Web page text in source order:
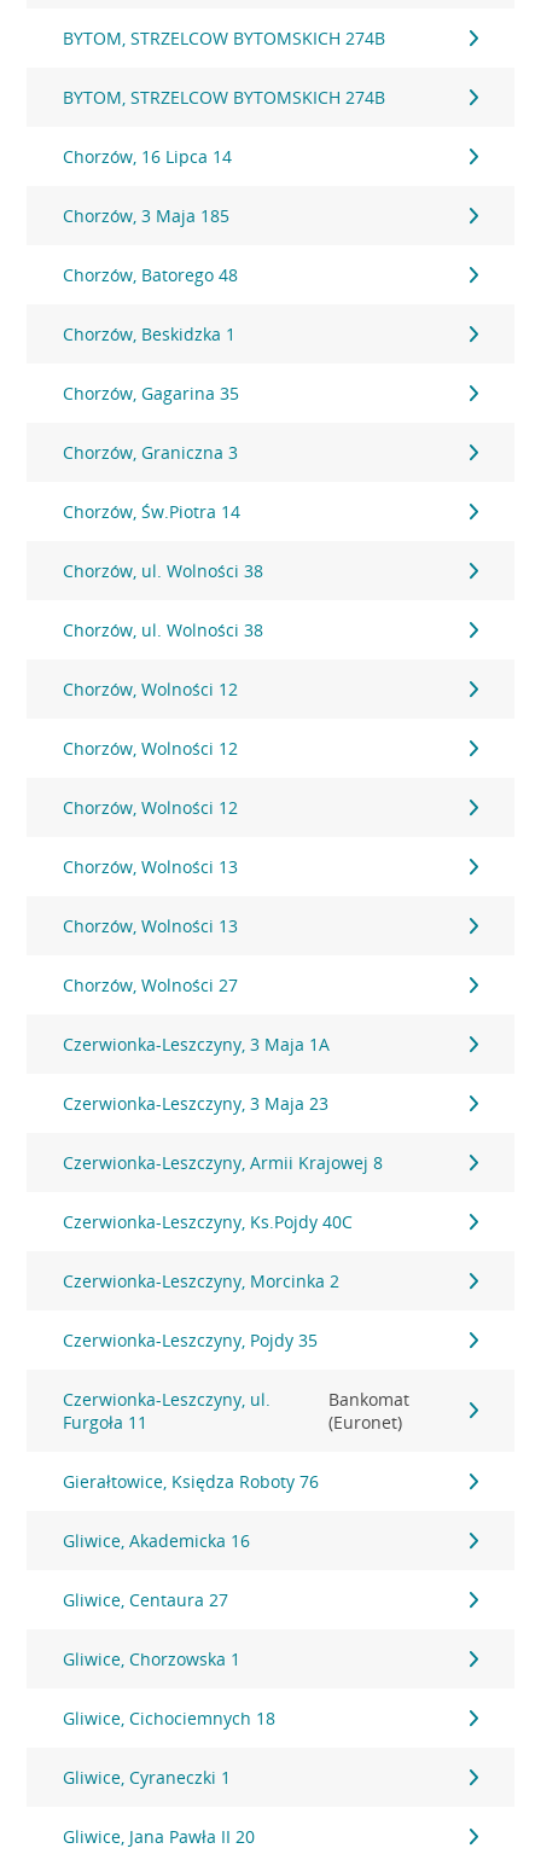
BYTOM, STRZELCOW BYTOMSKICH 274B
BYTOM, STRZELCOW BYTOMSKICH 274B
Chorzów, 16 Lipca 14
Chorzów, 3 Maja 185
Chorzów, Batorego 48
Chorzów, Beskidzka 1
Chorzów, Gagarina 35
Chorzów, Graniczna 3
Chorzów, Św.Piotra 14
Chorzów, ul. Wolności 38
Chorzów, ul. Wolności 38
Chorzów, Wolności 12
Chorzów, Wolności 12
Chorzów, Wolności 12
Chorzów, Wolności 13
Chorzów, Wolności 13
Chorzów, Wolności 27
Czerwionka-Leszczyny, 3 Maja 1A
Czerwionka-Leszczyny, 3 Maja 23
Czerwionka-Leszczyny, Armii Krajowej 8
Czerwionka-Leszczyny, Ks.Pojdy 40C
Czerwionka-Leszczyny, Morcinka 2
Czerwionka-Leszczyny, Pojdy 35
Czerwionka-Leszczyny, ul.
Furgoła 11
Bankomat
(Euronet)
Gierałtowice, Księdza Roboty 76
Gliwice, Akademicka 16
Gliwice, Centaura 27
Gliwice, Chorzowska 1
Gliwice, Cichociemnych 18
Gliwice, Cyraneczki 1
Gliwice, Jana Pawła II 20